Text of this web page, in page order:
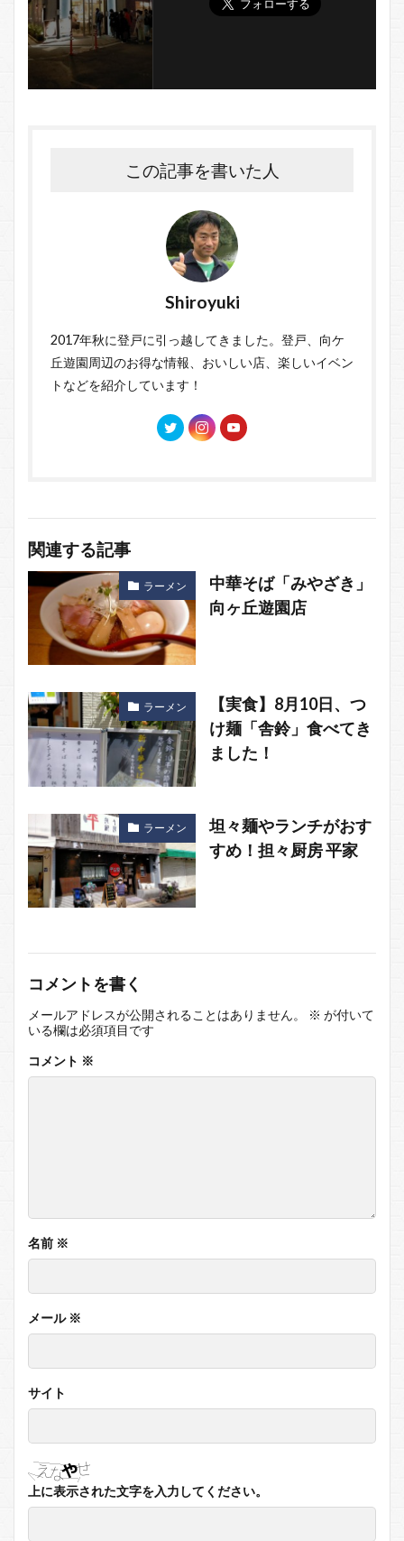
この記事を書いた人
Shiroyuki
2017年秋に登戸に引っ越してきました。登戸、向ケ
丘遊園周辺のお得な情報、おいしい店、楽しいイベン
トなどを紹介しています！
関連する記事
ラーメン
中華そば「みやざき」
向ヶ丘遊園店
ラーメン
【実食】8月10日、つ
け麺「舎鈴」食べてき
ました！
ラーメン
坦々麺やランチがおす
すめ！担々厨房 平家
コメントを書く
メールアドレスが公開されることはありません。 ※ が付いて
いる欄は必須項目です
コメント ※
名前 ※
メール ※
サイト
上に表示された文字を入力してください。